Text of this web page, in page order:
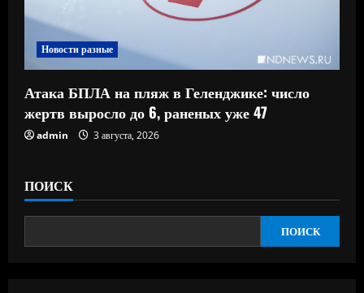
Новости разные
Атака БПЛА на пляж в Геленджике: число
жертв выросло до 6, раненых уже 47
admin 3 августа, 2026
ПОИСК
ПОИСК